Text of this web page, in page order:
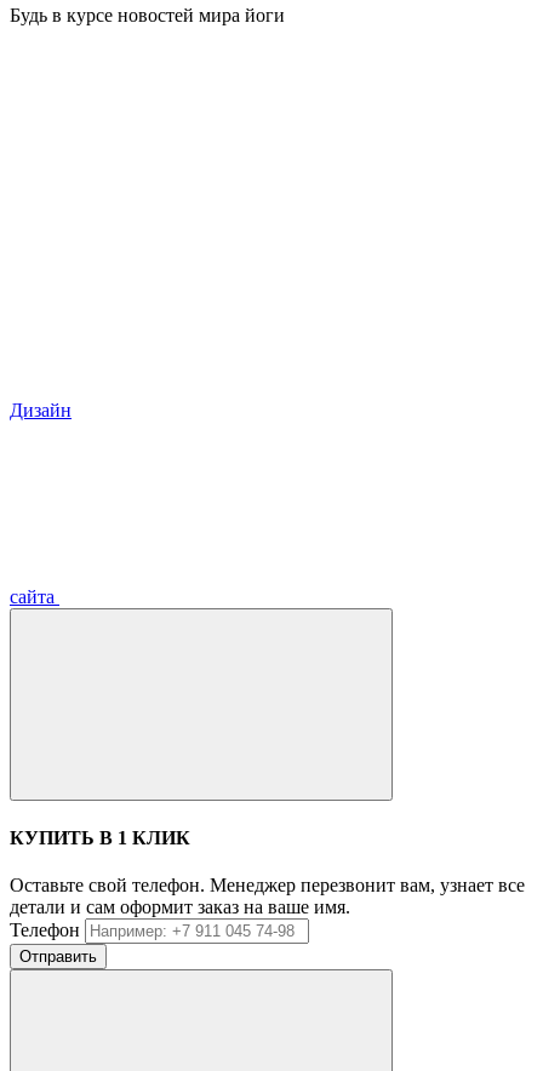
Будь в курсе новостей мира йоги
Дизайн
сайта
КУПИТЬ В 1 КЛИК
Оставьте свой телефон. Менеджер перезвонит вам, узнает все
детали и сам оформит заказ на ваше имя.
Телефон
Отправить